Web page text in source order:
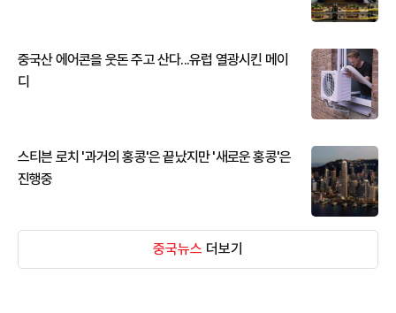
중국산 에어콘을 웃돈 주고 산다...유럽 열광시킨 메이
디
스티븐 로치 '과거의 홍콩'은 끝났지만 '새로운 홍콩'은
진행중
중국뉴스 더보기